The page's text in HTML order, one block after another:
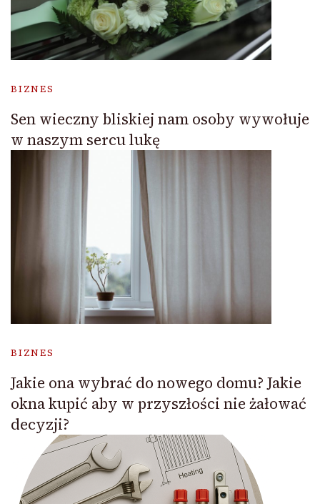
BIZNES
Sen wieczny bliskiej nam osoby wywołuje
w naszym sercu lukę
BIZNES
Jakie ona wybrać do nowego domu? Jakie
okna kupić aby w przyszłości nie żałować
decyzji?